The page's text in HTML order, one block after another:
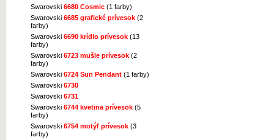
Swarovski 6680 Cosmic (1 farby)
Swarovski 6685 grafické prívesok (2
farby)
Swarovski 6690 krídlo prívesok (13
farby)
Swarovski 6723 mušle prívesok (2
farby)
Swarovski 6724 Sun Pendant (1 farby)
Swarovski 6730
Swarovski 6731
Swarovski 6744 kvetina prívesok (5
farby)
Swarovski 6754 motýľ prívesok (3
farby)